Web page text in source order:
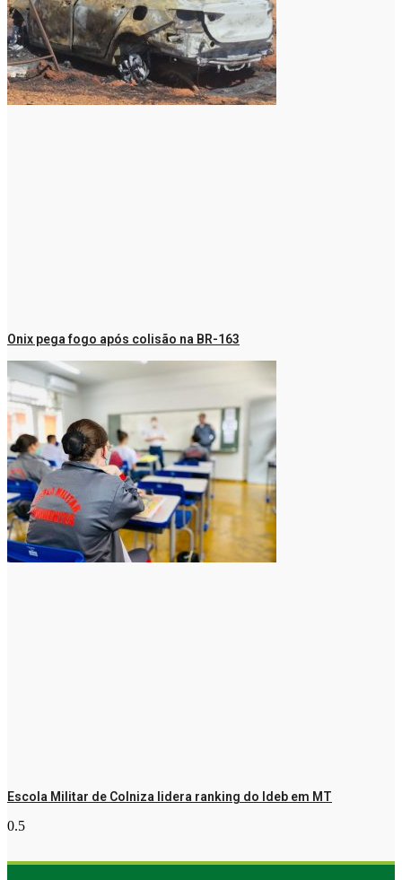
Onix pega fogo após colisão na BR-163
Escola Militar de Colniza lidera ranking do Ideb em MT